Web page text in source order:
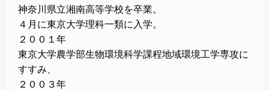
神奈川県立湘南高等学校を卒業。
４月に東京大学理科一類に入学。
２００１年
東京大学農学部生物環境科学課程地域環境工学専攻に
すすみ、
２００３年